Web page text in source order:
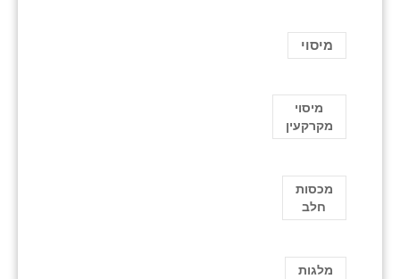
מיסוי
מיסוי
מקרקעין
מכסות
חלב
מלגות